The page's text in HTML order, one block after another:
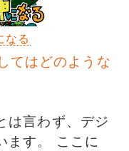
なる
てはどのような
は言わず、デジ
ます。 ここに